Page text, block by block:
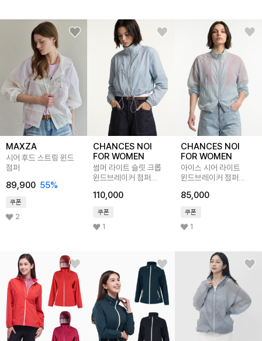
MAXZA
시어 후드 스트링 윈드
점퍼
89,900 55%
쿠폰
2
CHANCES NOI
FOR WOMEN
썸머 라이트 슬릿 크롭
윈드브레이커 점퍼
110,000
쿠폰
1
CHANCES NOI
FOR WOMEN
아이스 시어 라이트
윈드브레이커 점퍼
85,000
쿠폰
1